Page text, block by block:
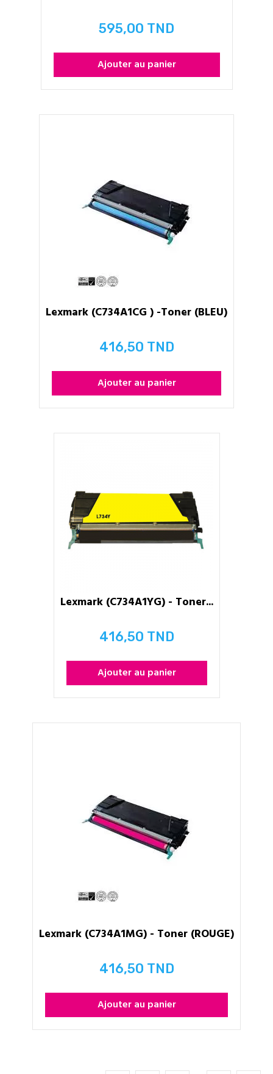
Prix
595,00 TND
Ajouter au panier
Lexmark (C734A1CG ) -Toner (BLEU)
Prix
416,50 TND
Ajouter au panier
Lexmark (C734A1YG) - Toner...
Prix
416,50 TND
Ajouter au panier
Lexmark (C734A1MG) - Toner (ROUGE)
Prix
416,50 TND
Ajouter au panier